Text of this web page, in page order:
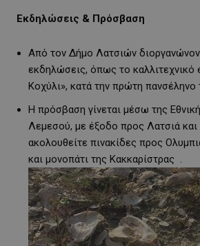
Εκδηλώσεις & Πρόσβαση
Από τον Δήμο Λατσιών
εκδηλώσεις, όπως το καλλιτεχνικό
Κοχύλι», κατά την πρώτη πανσέληνο
Η πρόσβαση γίνεται μέσω της
Λεμεσού, με έξοδο προς Λατσιά και
ακολουθείτε πινακίδες προς
και μονοπάτι της Κακκαρίστρας .